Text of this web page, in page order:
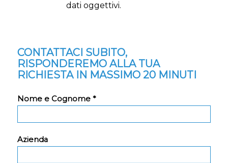
dati oggettivi.
CONTATTACI SUBITO,
RISPONDEREMO ALLA TUA
RICHIESTA IN MASSIMO 20 MINUTI
Nome e Cognome *
Azienda